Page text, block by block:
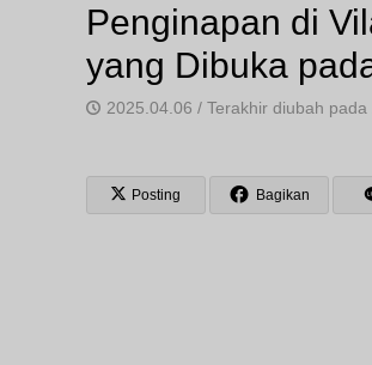
Penginapan di
yang Dibuka
2025.04.06 / Terakhir diubah pada
Posting Bagikan